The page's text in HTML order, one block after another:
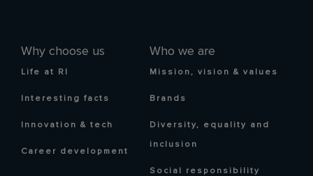
Why choose us
Life at RI
Interesting facts
Innovation & tech
Career development
Who we are
Mission, vision & values
Brands
Diversity, equality and
inclusion
Social responsibility